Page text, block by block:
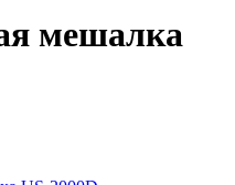
мешалка